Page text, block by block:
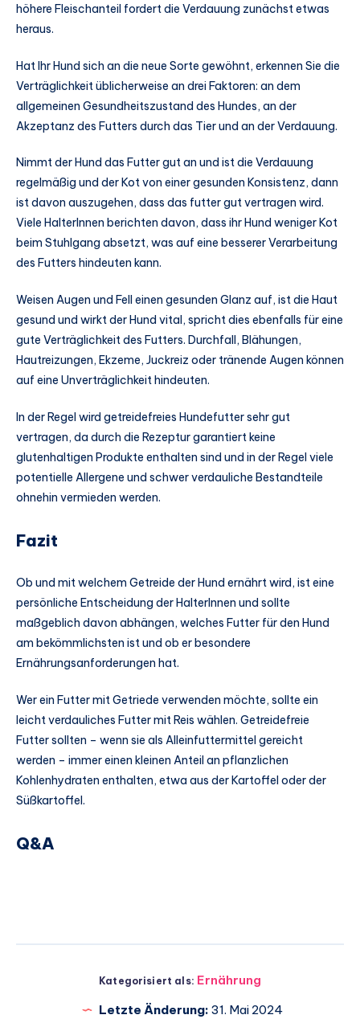
höhere Fleischanteil fordert die Verdauung zunächst etwas
heraus.
Hat Ihr Hund sich an die neue Sorte gewöhnt, erkennen Sie die
Verträglichkeit üblicherweise an drei Faktoren: an dem
allgemeinen Gesundheitszustand des Hundes, an der
Akzeptanz des Futters durch das Tier und an der Verdauung.
Nimmt der Hund das Futter gut an und ist die Verdauung
regelmäßig und der Kot von einer gesunden Konsistenz, dann
ist davon auszugehen, dass das futter gut vertragen wird.
Viele HalterInnen berichten davon, dass ihr Hund weniger Kot
beim Stuhlgang absetzt, was auf eine besserer Verarbeitung
des Futters hindeuten kann.
Weisen Augen und Fell einen gesunden Glanz auf, ist die Haut
gesund und wirkt der Hund vital, spricht dies ebenfalls für eine
gute Verträglichkeit des Futters. Durchfall, Blähungen,
Hautreizungen, Ekzeme, Juckreiz oder tränende Augen können
auf eine Unverträglichkeit hindeuten.
In der Regel wird getreidefreies Hundefutter sehr gut
vertragen, da durch die Rezeptur garantiert keine
glutenhaltigen Produkte enthalten sind und in der Regel viele
potentielle Allergene und schwer verdauliche Bestandteile
ohnehin vermieden werden.
Fazit
Ob und mit welchem Getreide der Hund ernährt wird, ist eine
persönliche Entscheidung der HalterInnen und sollte
maßgeblich davon abhängen, welches Futter für den Hund
am bekömmlichsten ist und ob er besondere
Ernährungsanforderungen hat.
Wer ein Futter mit Getriede verwenden möchte, sollte ein
leicht verdauliches Futter mit Reis wählen. Getreidefreie
Futter sollten – wenn sie als Alleinfuttermittel gereicht
werden – immer einen kleinen Anteil an pflanzlichen
Kohlenhydraten enthalten, etwa aus der Kartoffel oder der
Süßkartoffel.
Q&A
Kategorisiert als: Ernährung
Letzte Änderung: 31. Mai 2024